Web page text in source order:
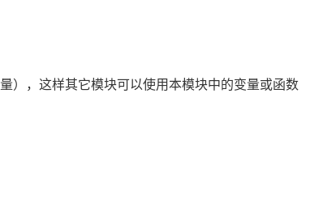
），这样其它模块可以使用本模块中的变量或函数